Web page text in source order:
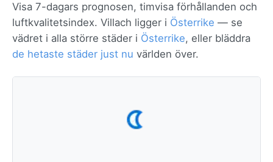
Visa 7-dagars prognosen, timvisa förhållanden och
luftkvalitetsindex. Villach ligger i Österrike — se
vädret i alla större städer i Österrike, eller bläddra
de hetaste städer just nu världen över.